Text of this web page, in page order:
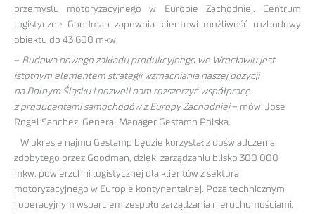
przemysłu motoryzacyjnego w Europie Zachodniej. Centrum
logistyczne Goodman zapewnia klientowi możliwość rozbudowy
obiektu do 43 600 mkw.
– Budowa nowego zakładu produkcyjnego we Wrocławiu jest
istotnym elementem strategii wzmacniania naszej pozycji
na Dolnym Śląsku i pozwoli nam rozszerzyć współpracę
z producentami samochodów z Europy Zachodniej– mówi Jose
Rogel Sanchez, General Manager Gestamp Polska.
W okresie najmu Gestamp będzie korzystał z doświadczenia
zdobytego przez Goodman, dzięki zarządzaniu blisko 300 000
mkw. powierzchni logistycznej dla klientów z sektora
motoryzacyjnego w Europie kontynentalnej. Poza technicznym
i operacyjnym wsparciem zespołu zarządzania nieruchomościami,